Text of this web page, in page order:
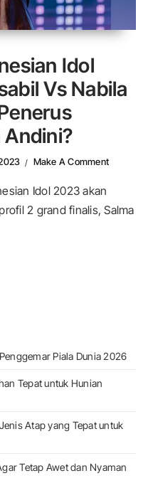
Idol
Vs Nabila
Andini?
Make A CommentOn Grand
Idol 2023 akan
2 grand finalis, Salma
Piala Dunia 2026
Tepat untuk Hunian
Atap yang Tepat untuk
Tetap Awet dan Nyaman